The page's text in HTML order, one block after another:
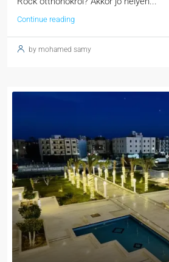
Continue reading
by mohamed samy